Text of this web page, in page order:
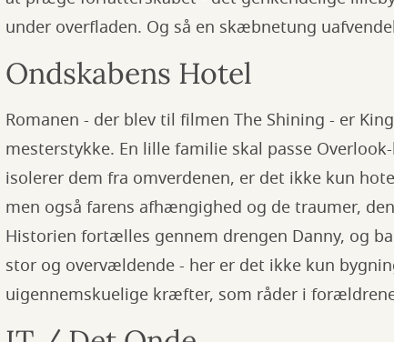
under overfladen. Og så en skæbnetung
Ondskabens Hotel
Romanen - der blev til filmen The Shining - er
mesterstykke. En lille familie skal passe
isolerer dem fra omverdenen, er det ikke kun
men også farens afhængighed og de traumer,
Historien fortælles gennem drengen Danny, og
stor og overvældende - her er det ikke kun
uigennemskuelige kræfter, som råder i